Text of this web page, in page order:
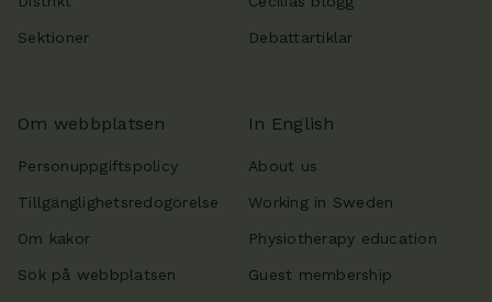
Sektioner Debattartiklar
Om webbplatsen
Personuppgiftspolicy
Tillgänglighetsredogörelse
Om kakor
Sök på webbplatsen
In English
About us
Working in Sweden
Physiotherapy education
Guest membership